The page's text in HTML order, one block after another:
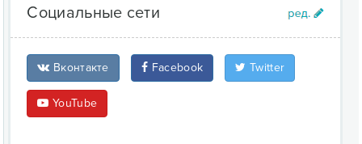
Социальные сети
Вконтакте Facebook Twitter
YouTube